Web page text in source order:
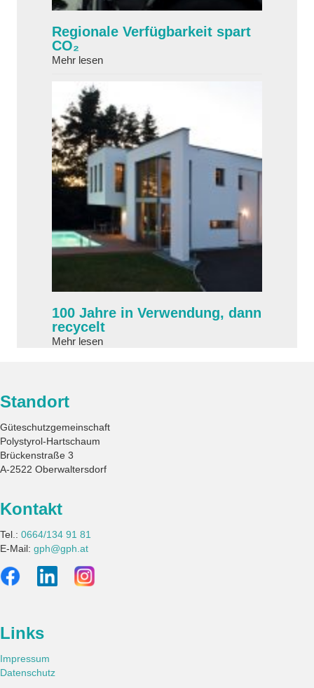
Regionale Verfügbarkeit spart
CO₂
Mehr lesenabout Regionale Verfügbarkeit spart CO₂
100 Jahre in Verwendung, dann
recycelt
Mehr lesenabout 100 Jahre in Verwendung, dann recycelt
Standort
Güteschutzgemeinschaft
Polystyrol-Hartschaum
Brückenstraße 3
A-2522 Oberwaltersdorf
Kontakt
Tel.: 0664/134 91 81
E-Mail: gph@gph.at
Links
Impressum
Datenschutz